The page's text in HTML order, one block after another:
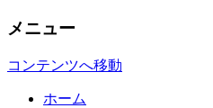
Mediacrit
メニュー
コンテンツへ移動
ホーム